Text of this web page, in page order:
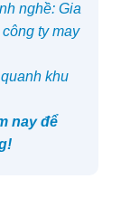
nghề: Gia
ty may
khu
nay để